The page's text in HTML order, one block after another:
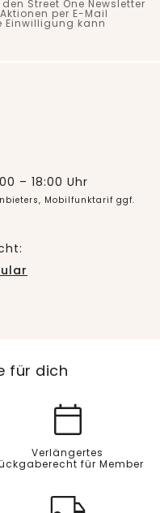
Street One Newsletter
per E-Mail
Einwilligung kann
– 18:00 Uhr
Mobilfunktarif ggf.
für dich
Verlängertes
für Member